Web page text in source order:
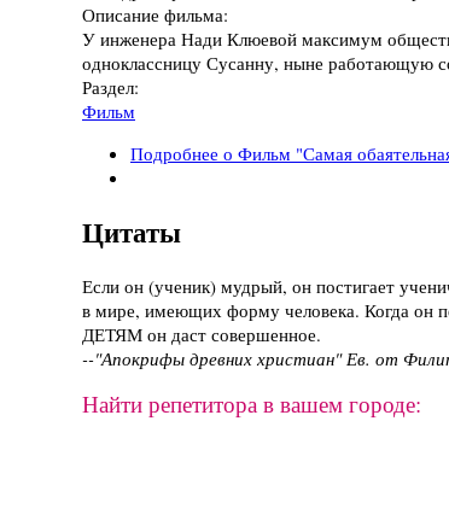
Описание фильма:
У инженера Нади Клюевой максимум
одноклассницу Сусанну, ныне работающую
Раздел:
Фильм
Подробнее о Фильм "Самая
Цитаты
Если он (ученик) мудрый, он постигает
в мире, имеющих форму человека. Когда он
ДЕТЯМ он даст совершенное.
--"Апокрифы древних христиан" Ев. от
Найти репетитора в вашем городе: